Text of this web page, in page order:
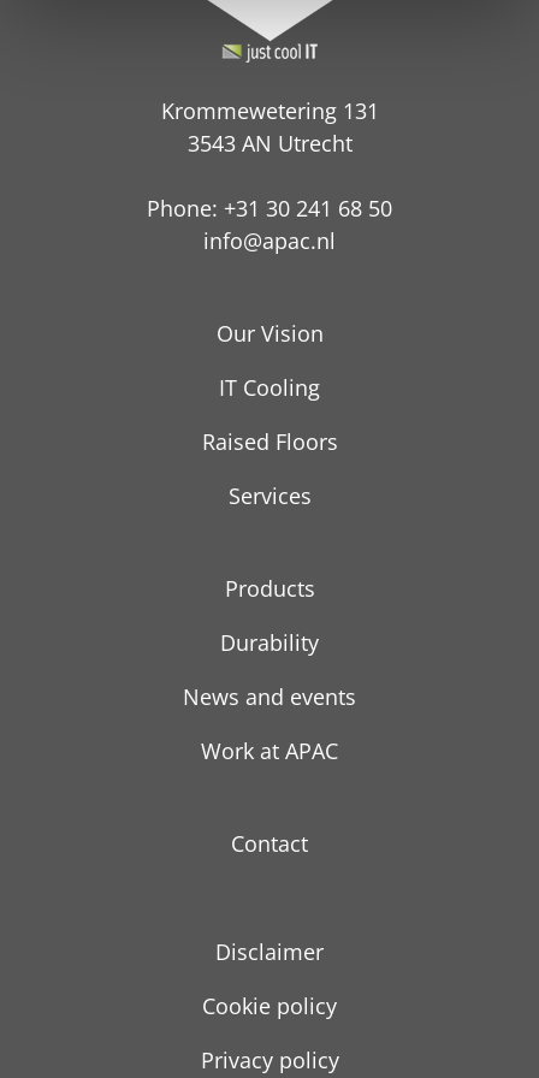
Krommewetering 131
3543 AN Utrecht
Phone: +31 30 241 68 50
info@apac.nl
Our Vision
IT Cooling
Raised Floors
Services
Products
Durability
News and events
Work at APAC
Contact
Disclaimer
Cookie policy
Privacy policy